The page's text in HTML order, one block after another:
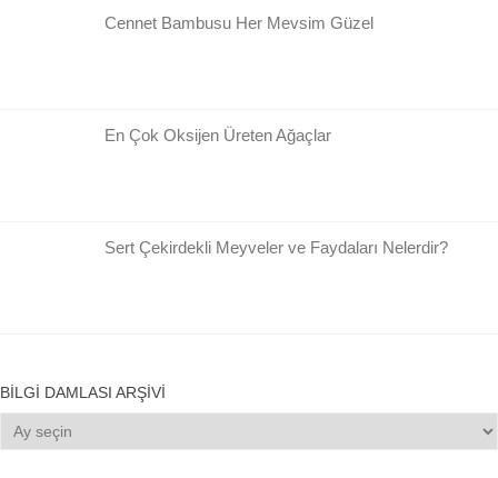
Cennet Bambusu Her Mevsim Güzel
En Çok Oksijen Üreten Ağaçlar
Sert Çekirdekli Meyveler ve Faydaları Nelerdir?
BILGI DAMLASI ARŞIVI
Bilgi
Damlası